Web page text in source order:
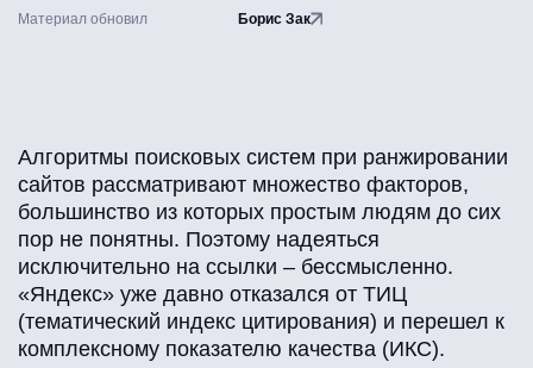
Материал обновил Борис Зак
Алгоритмы поисковых систем при ранжировании
сайтов рассматривают множество факторов,
большинство из которых простым людям до сих
пор не понятны. Поэтому надеяться
исключительно на ссылки – бессмысленно.
«Яндекс» уже давно отказался от ТИЦ
(тематический индекс цитирования) и перешел к
комплексному показателю качества (ИКС).